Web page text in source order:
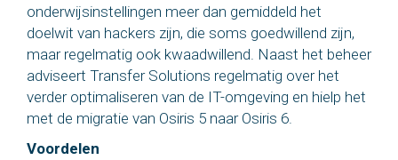
onderwijsinstellingen meer dan gemiddeld het
doelwit van hackers zijn, die soms goedwillend zijn,
maar regelmatig ook kwaadwillend. Naast het beheer
adviseert Transfer Solutions regelmatig over het
verder optimaliseren van de IT-omgeving en hielp het
met de migratie van Osiris 5 naar Osiris 6.
Voordelen